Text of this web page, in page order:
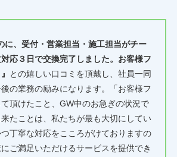
に、受付・営業担当・施工担当がチー
応３日で交換完了しました。お客様フ
との嬉しい口コミを頂戴し、社員一同
の業務の励みになります。「お客様フ
頂けたこと、GW中のお急ぎの状況で
たことは、私たちが最も大切にしてい
丁寧な対応をこころがけておりますの
ご満足いただけるサービスを提供でき